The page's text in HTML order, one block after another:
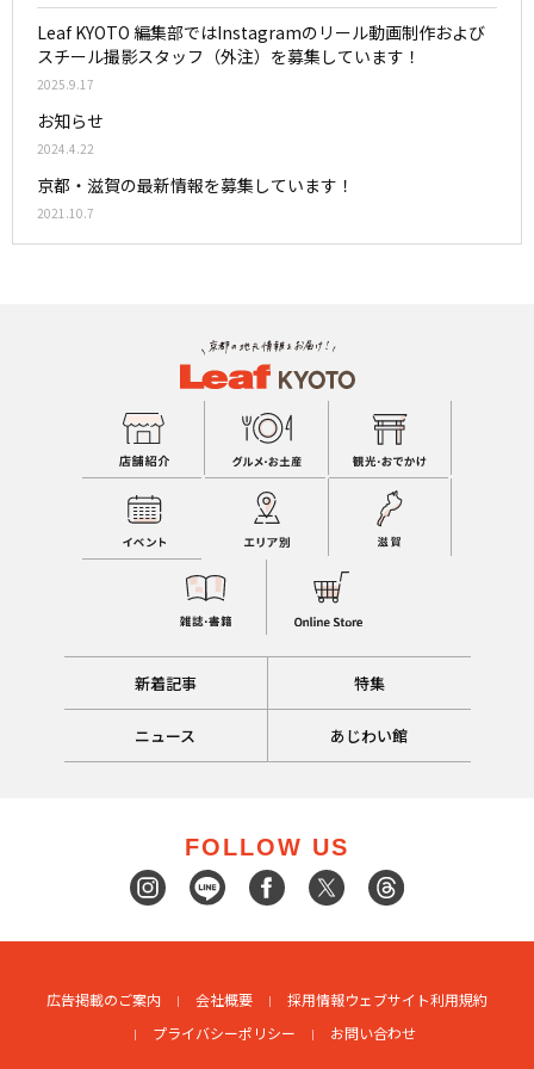
Leaf KYOTO 編集部ではInstagramのリール動画制作および
スチール撮影スタッフ（外注）を募集しています！
2025.9.17
お知らせ
2024.4.22
京都・滋賀の最新情報を募集しています！
2021.10.7
新着記事 特集
ニュース あじわい館
FOLLOW US
広告掲載のご案内 会社概要 採用情報ウェブサイト利用規約
プライバシーポリシー
お問い合わせ